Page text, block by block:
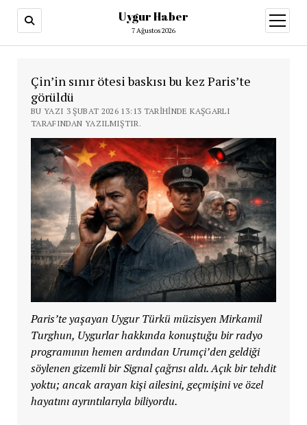
Uygur Haber
7 Ağustos 2026
aç
Çin’in sınır ötesi baskısı bu kez Paris’te
görüldü
BU YAZI 3 ŞUBAT 2026 13:13 TARIHINDE KAŞGARLI
TARAFINDAN YAZILMIŞTIR.
Paris’te yaşayan Uygur Türkü müzisyen Mirkamil
Turghun, Uygurlar hakkında konuştuğu bir radyo
programının hemen ardından Urumçi’den geldiği
söylenen gizemli bir Signal çağrısı aldı. Açık bir tehdit
yoktu; ancak arayan kişi ailesini, geçmişini ve özel
hayatını ayrıntılarıyla biliyordu.